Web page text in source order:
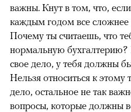
важны. Кнут в том, что,
каждым годом все сложнее
Почему ты считаешь, что
нормальную
свое дело, у тебя должны
Нельзя относиться к этому
дело, остальное не так
вопросы, которые должны